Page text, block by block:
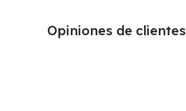
Opiniones de clientes